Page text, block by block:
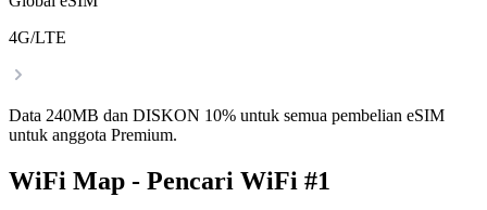
4G/LTE
Data 240MB dan DISKON 10% untuk semua pembelian eSIM
untuk anggota Premium.
WiFi Map - Pencari WiFi #1